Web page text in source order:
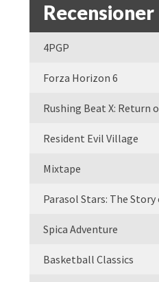
Recensioner
4PGP
Forza Horizon 6
Rushing Beat X: Return
Resident Evil Village
Mixtape
Parasol Stars: The
Spica Adventure
Basketball Classics